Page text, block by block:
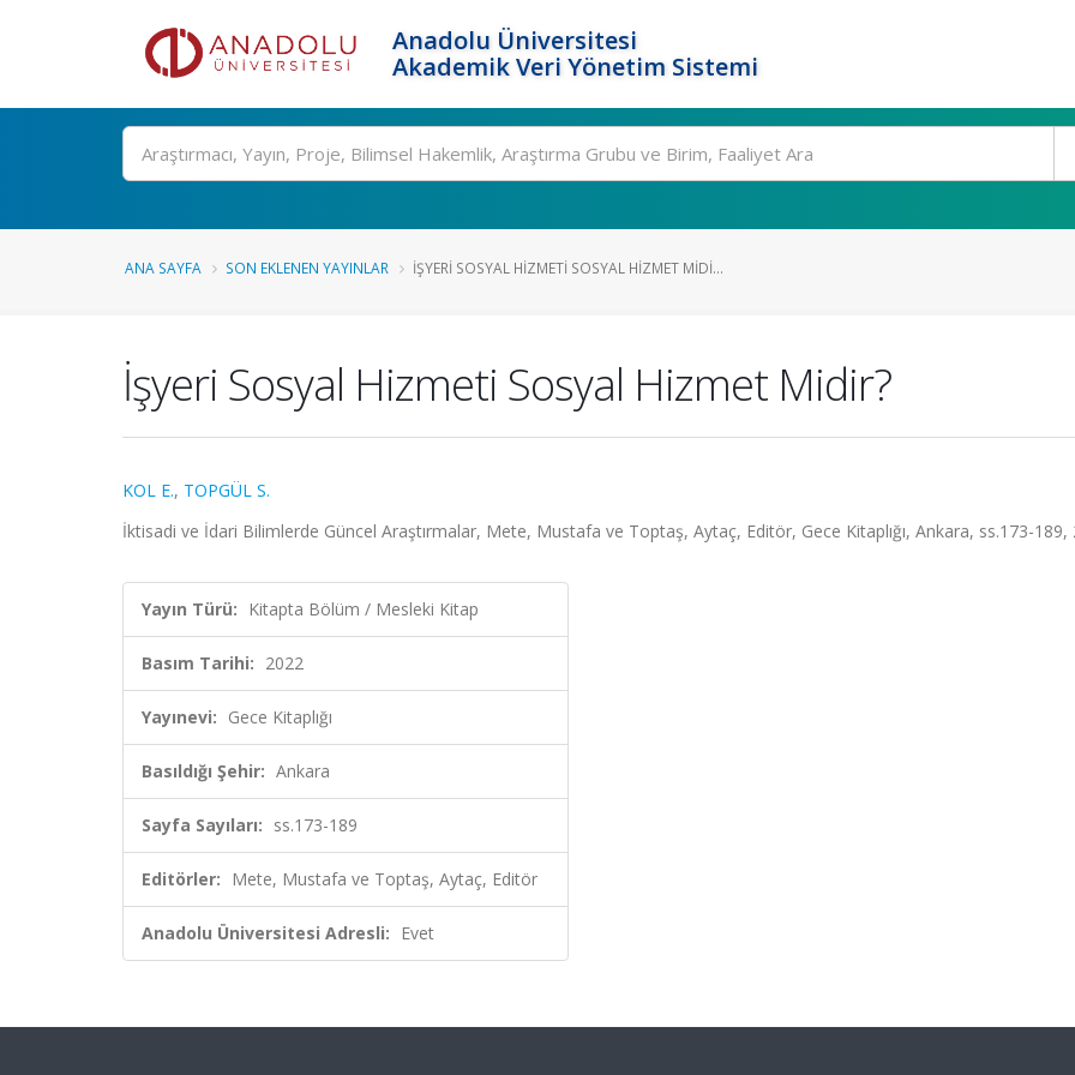
Anadolu Üniversitesi
Akademik Veri Yönetim Sistemi
Ara
ANA SAYFA SON EKLENEN YAYINLAR İŞYERI SOSYAL HIZMETI SOSYAL HIZMET MIDI...
İşyeri Sosyal Hizmeti Sosyal Hizmet Midir?
KOL E., TOPGÜL S.
İktisadi ve İdari Bilimlerde Güncel Araştırmalar, Mete, Mustafa ve Toptaş, Aytaç, Editör, Gece Kitaplığı, Ankara, ss.173-189,
Yayın Türü: Kitapta Bölüm / Mesleki Kitap
Basım Tarihi: 2022
Yayınevi: Gece Kitaplığı
Basıldığı Şehir: Ankara
Sayfa Sayıları: ss.173-189
Editörler: Mete, Mustafa ve Toptaş, Aytaç, Editör
Anadolu Üniversitesi Adresli: Evet